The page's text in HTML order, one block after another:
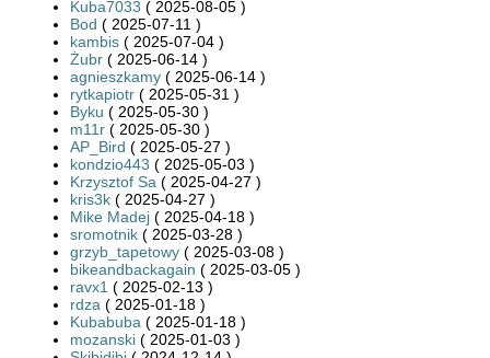
Kuba7033 ( 2025-08-05 )
Bod ( 2025-07-11 )
kambis ( 2025-07-04 )
Żubr ( 2025-06-14 )
agnieszkamy ( 2025-06-14 )
rytkapiotr ( 2025-05-31 )
Byku ( 2025-05-30 )
m11r ( 2025-05-30 )
AP_Bird ( 2025-05-27 )
kondzio443 ( 2025-05-03 )
Krzysztof Sa ( 2025-04-27 )
kris3k ( 2025-04-27 )
Mike Madej ( 2025-04-18 )
sromotnik ( 2025-03-28 )
grzyb_tapetowy ( 2025-03-08 )
bikeandbackagain ( 2025-03-05 )
ravx1 ( 2025-02-13 )
rdza ( 2025-01-18 )
Kubabuba ( 2025-01-18 )
mozanski ( 2025-01-03 )